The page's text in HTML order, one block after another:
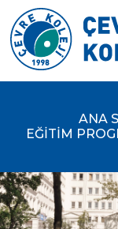
ANA
EĞİTİM